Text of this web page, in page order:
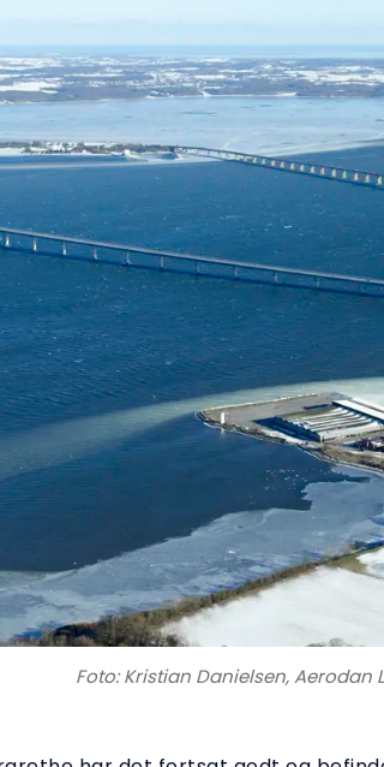
Foto: Kristian Danielsen, Aerodan